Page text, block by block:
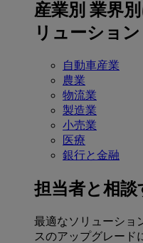
産業別 業界
リューション
自動車産業
農業
物流業
製造業
小売業
医療
銀行と金融
担当者と相談
最適なソリューショ
スのアップグレード